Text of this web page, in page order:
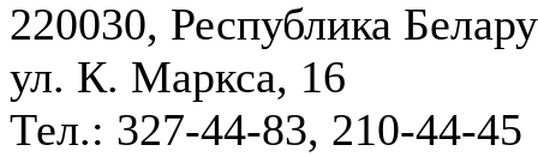
220030, Республика
ул. К. Маркса, 16
Тел.: 327-44-83, 210-44-45